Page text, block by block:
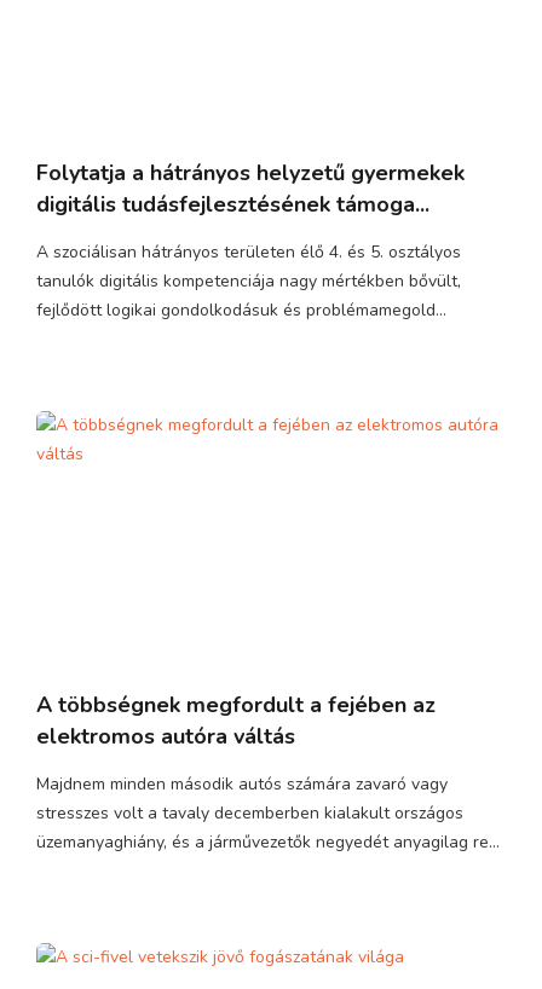
Folytatja a hátrányos helyzetű gyermekek
digitális tudásfejlesztésének támoga...
A szociálisan hátrányos területen élő 4. és 5. osztályos
tanulók digitális kompetenciája nagy mértékben bővült,
fejlődött logikai gondolkodásuk és problémamegold...
A többségnek megfordult a fejében az
elektromos autóra váltás
Majdnem minden második autós számára zavaró vagy
stresszes volt a tavaly decemberben kialakult országos
üzemanyaghiány, és a járművezetők negyedét anyagilag re...